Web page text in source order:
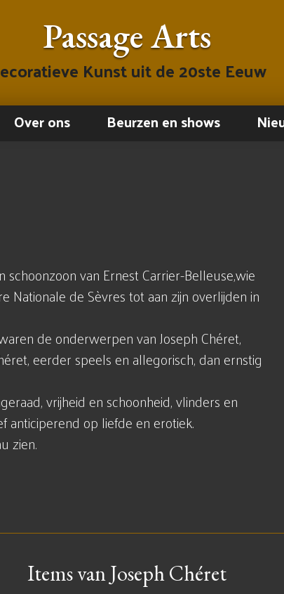
Passage Arts
Kunst uit de 20ste Eeuw
Over ons Beurzen en shows
van Ernest Carrier-Belleuse,wie
Nationale de Sèvres tot aan zijn overlijden in
de onderwerpen van Joseph Chéret,
eerder speels en allegorisch, dan ernstig
vrijheid en schoonheid, vlinders en
anticiperend op liefde en erotiek.
zien.
Items van Joseph Chéret